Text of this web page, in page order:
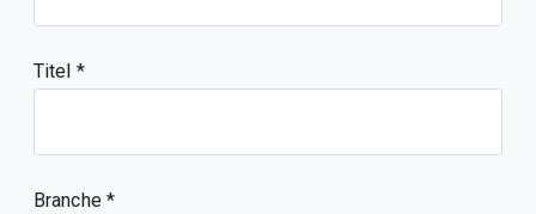
Titel
Branche *